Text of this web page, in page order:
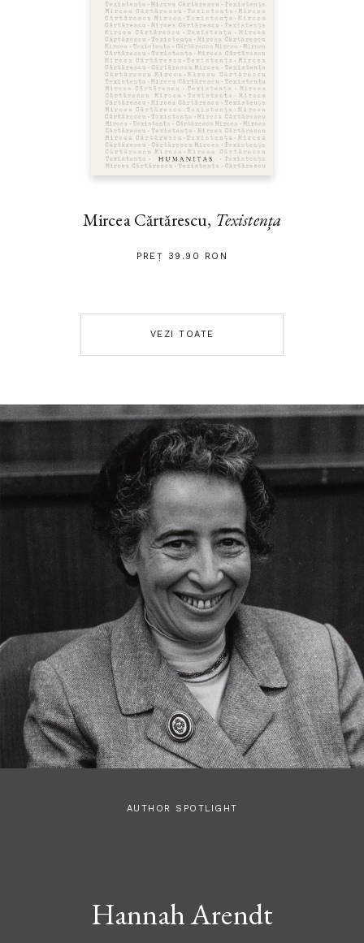
Mircea Cărtărescu, Texistența
PREȚ 39.90 RON
VEZI TOATE
AUTHOR SPOTLIGHT
Hannah Arendt